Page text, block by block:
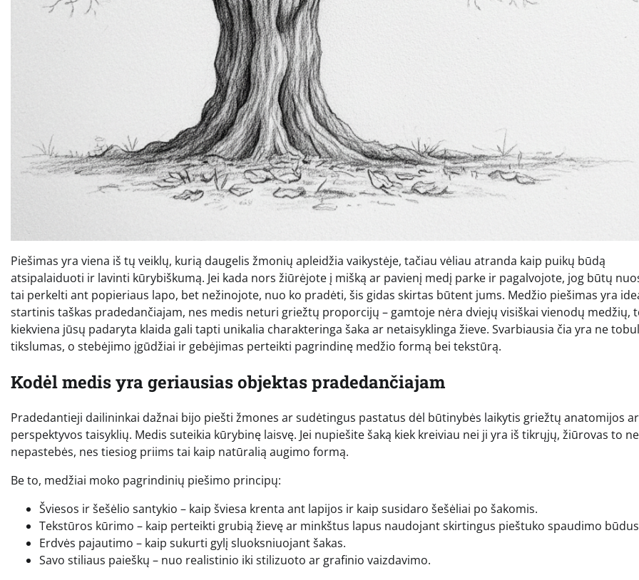
Piešimas yra viena iš tų veiklų, kurią daugelis žmonių apleidžia vaikystėje, tačiau vėliau atranda kaip puikų būdą
atsipalaiduoti ir lavinti kūrybiškumą. Jei kada nors žiūrėjote į mišką ar pavienį medį parke ir pagalvojote, jog būtų
tai perkelti ant popieriaus lapo, bet nežinojote, nuo ko pradėti, šis gidas skirtas būtent jums. Medžio piešimas yra
startinis taškas pradedančiajam, nes medis neturi griežtų proporcijų – gamtoje nėra dviejų visiškai vienodų medžių,
kiekviena jūsų padaryta klaida gali tapti unikalia charakteringa šaka ar netaisyklinga žieve. Svarbiausia čia yra ne
tikslumas, o stebėjimo įgūdžiai ir gebėjimas perteikti pagrindinę medžio formą bei tekstūrą.
Kodėl medis yra geriausias objektas pradedančiajam
Pradedantieji dailininkai dažnai bijo piešti žmones ar sudėtingus pastatus dėl būtinybės laikytis griežtų anatomijos ar
perspektyvos taisyklių. Medis suteikia kūrybinę laisvę. Jei nupiešite šaką kiek kreiviau nei ji yra iš tikrųjų, žiūrovas to
nepastebės, nes tiesiog priims tai kaip natūralią augimo formą.
Be to, medžiai moko pagrindinių piešimo principų:
Šviesos ir šešėlio santykio – kaip šviesa krenta ant lapijos ir kaip susidaro šešėliai po šakomis.
Tekstūros kūrimo – kaip perteikti grubią žievę ar minkštus lapus naudojant skirtingus pieštuko spaudimo
Erdvės pajautimo – kaip sukurti gylį sluoksniuojant šakas.
Savo stiliaus paieškų – nuo realistinio iki stilizuoto ar grafinio vaizdavimo.